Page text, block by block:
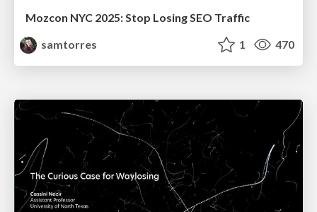
Mozcon NYC 2025: Stop Losing SEO Traffic
samtorres
1 470